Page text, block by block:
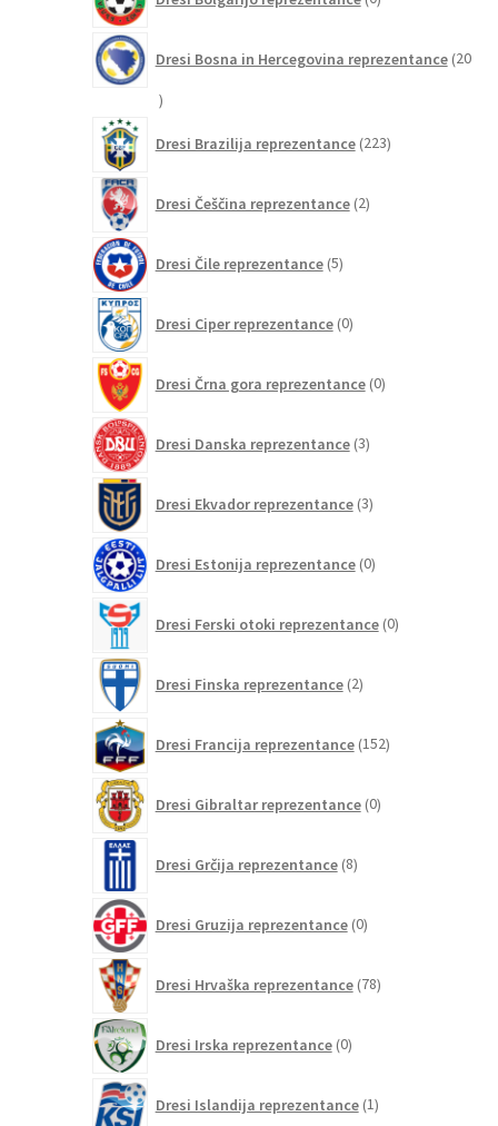
izdelkov
Dresi Bosna in Hercegovina reprezentance 20
20
Dresi Brazilija reprezentance 223izdelkov
Dresi Češčina reprezentance 2izdelka
Dresi Čile reprezentance 5izdelkov
Dresi Ciper reprezentance 0izdelkov
Dresi Črna gora reprezentance 0izdelkov
Dresi Danska reprezentance 3izdelki
Dresi Ekvador reprezentance 3izdelki
Dresi Estonija reprezentance 0izdelkov
Dresi Ferski otoki reprezentance 0izdelkov
Dresi Finska reprezentance 2izdelka
Dresi Francija reprezentance 152izdelkov
Dresi Gibraltar reprezentance 0izdelkov
Dresi Grčija reprezentance 8izdelkov
Dresi Gruzija reprezentance 0izdelkov
Dresi Hrvaška reprezentance 78izdelkov
Dresi Irska reprezentance 0izdelkov
Dresi Islandija reprezentance 1izdelek